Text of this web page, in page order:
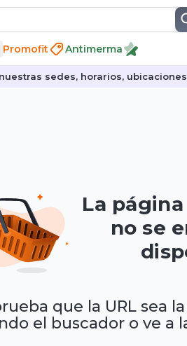
Promofit Antimerma
sedes, horarios,
La
no se
que la URL sea
el buscador o ve a